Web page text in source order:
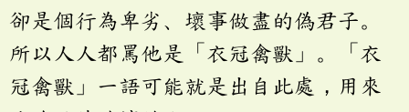
卻是個行為卑劣、壞事做盡的偽君子。
所以人人都罵他是「衣冠禽獸」。「衣
冠禽獸」一語可能就是出自此處，用來